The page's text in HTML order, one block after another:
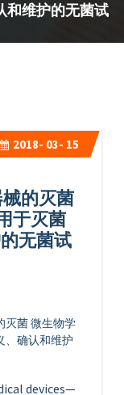
和维护的无菌试
2018- 03- 15
械的灭菌
于灭菌
无菌试
灭菌 微生物学
、确认和维护
devices—